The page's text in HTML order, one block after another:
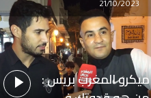
ميكرو المغرب بريس :
21/10/2023